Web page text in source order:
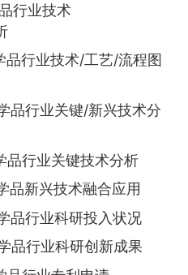
行业技术
品行业技术/工艺/流程图
品行业关键/新兴技术分
品行业关键技术分析
品新兴技术融合应用
品行业科研投入状况
品行业科研创新成果